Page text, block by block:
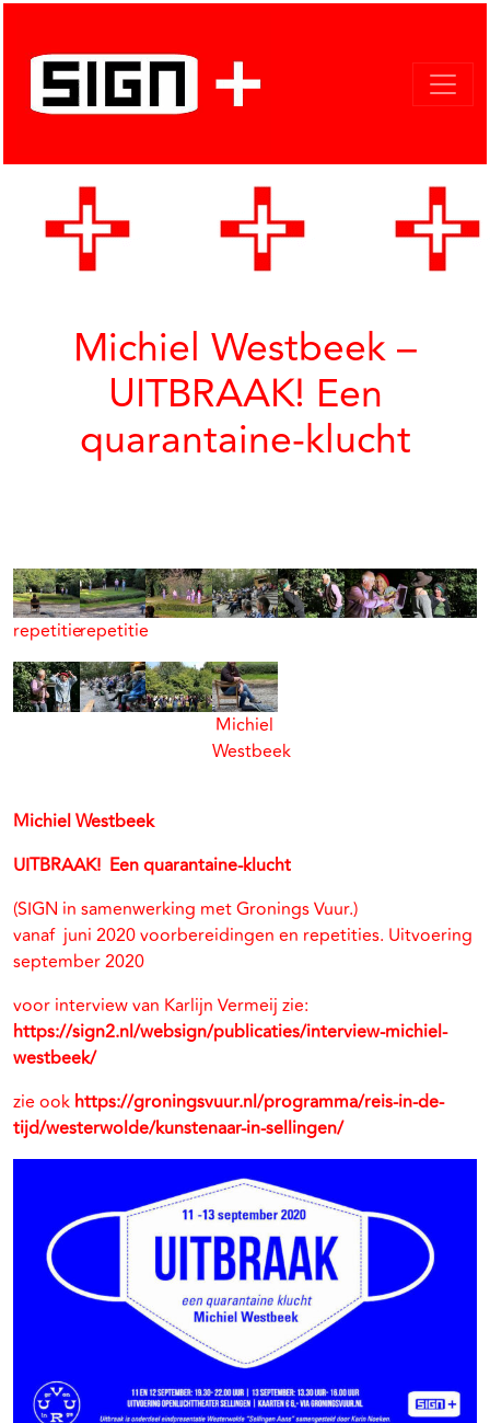
Michiel Westbeek –
UITBRAAK! Een
quarantaine-klucht
repetitierepetitie
Michiel
Westbeek
Michiel Westbeek
UITBRAAK! Een quarantaine-klucht
(SIGN in samenwerking met Gronings Vuur.)
vanaf juni 2020 voorbereidingen en repetities. Uitvoering
september 2020
voor interview van Karlijn Vermeij zie:
https://sign2.nl/websign/publicaties/interview-michiel-
westbeek/
zie ook https://groningsvuur.nl/programma/reis-in-de-
tijd/westerwolde/kunstenaar-in-sellingen/